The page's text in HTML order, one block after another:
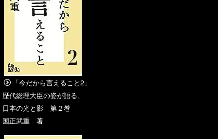
「今だから言えること2」
歴代総理大臣の姿が語る、
日本の光と影 第２巻
国正武重 著